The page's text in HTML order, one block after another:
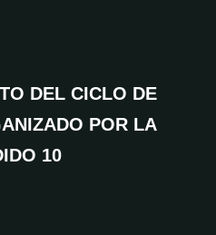
DEL CICLO DE
POR LA
10